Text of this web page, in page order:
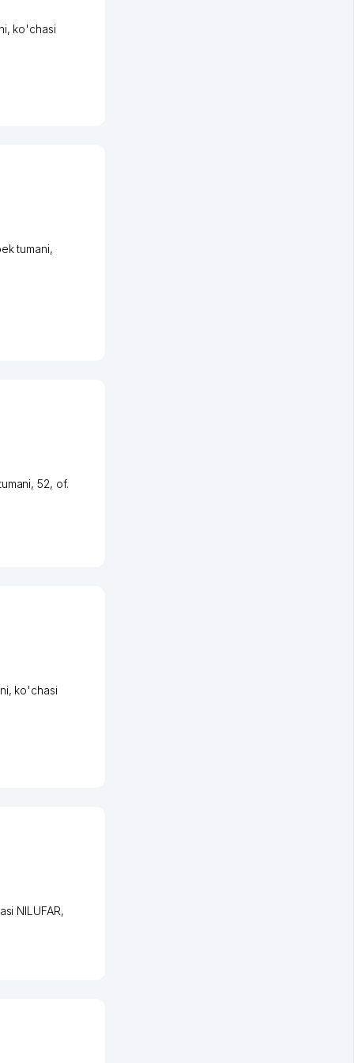
, ko'chasi
tumani,
, 52, of.
, ko'chasi
NILUFAR,